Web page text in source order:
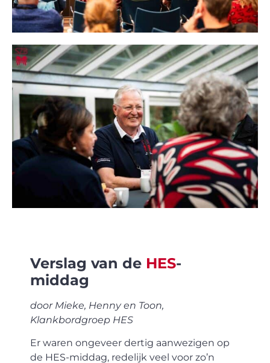
Verslag van de HES-
middag
door Mieke, Henny en Toon,
Klankbordgroep HES
Er waren ongeveer dertig aanwezigen op
de HES-middag, redelijk veel voor zo’n